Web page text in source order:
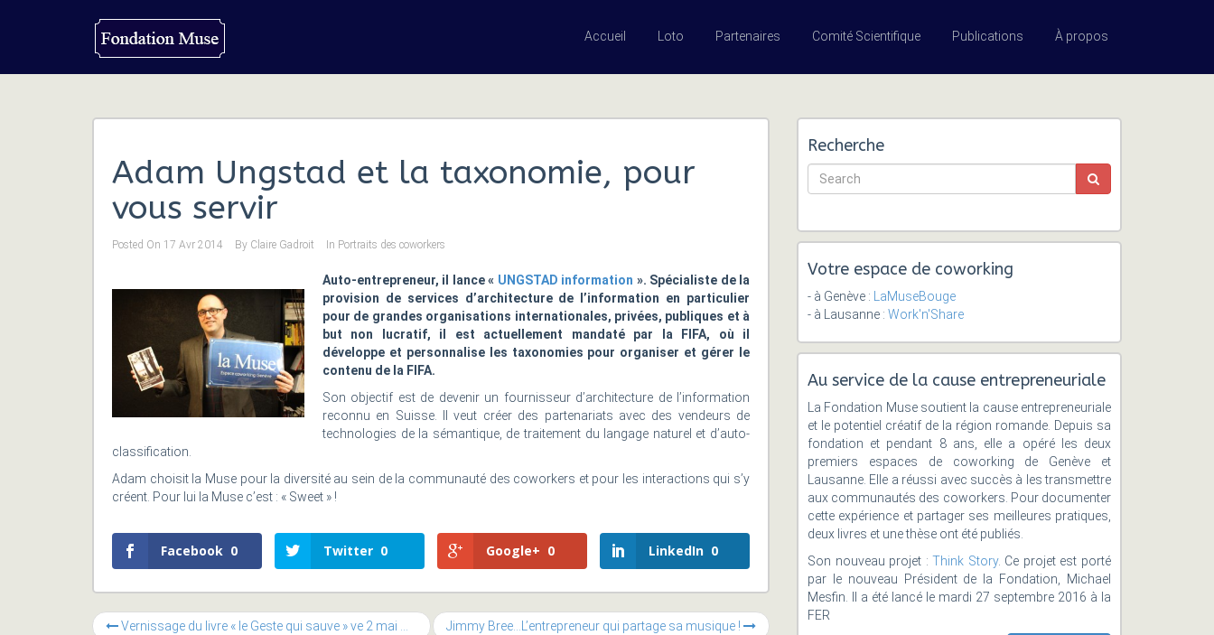
Accueil Loto Partenaires Comité Scientifique Publications À propos
Adam Ungstad et la taxonomie, pour
vous servir
Posted On 17 Avr 2014 By Claire Gadroit In Portraits des coworkers
Auto-entrepreneur, il lance « UNGSTAD information ». Spécialiste de la
provision de services d’architecture de l’information en particulier
pour de grandes organisations internationales, privées, publiques et à
but non lucratif, il est actuellement mandaté par la FIFA, où il
développe et personnalise les taxonomies pour organiser et gérer le
contenu de la FIFA.
Son objectif est de devenir un fournisseur d’architecture de l’information
reconnu en Suisse. Il veut créer des partenariats avec des vendeurs de
technologies de la sémantique, de traitement du langage naturel et d’auto-
classification.
Adam choisit la Muse pour la diversité au sein de la communauté des coworkers et pour les interactions qui s’y
créent. Pour lui la Muse c’est : « Sweet » !
Facebook 0 Twitter 0 Google+ 0 LinkedIn 0
Vernissage du livre « le Geste qui sauve » ve 2 mai @ Muse Genève Jimmy Bree…L’entrepreneur qui partage sa musique !
Recherche
Votre espace de coworking
- à Genève :
LaMuseBouge
- à Lausanne : Work'n'Share
Au service de la cause entrepreneuriale
La Fondation Muse soutient la cause entrepreneuriale
et le potentiel créatif de la région romande. Depuis sa
fondation et pendant 8 ans, elle a opéré les deux
premiers espaces de coworking de Genève et
Lausanne. Elle a réussi avec succès à les transmettre
aux communautés des coworkers. Pour documenter
cette expérience et partager ses meilleures pratiques,
deux livres et une thèse ont été publiés.
Son nouveau projet :Think Story. Ce projet est porté
par le nouveau Président de la Fondation, Michael
Mesfin. Il a été lancé le mardi 27 septembre 2016 à la
FER